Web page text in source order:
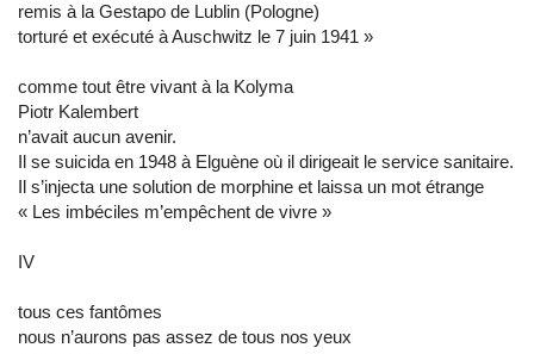
remis à la Gestapo de Lublin (Pologne)
torturé et exécuté à Auschwitz le 7 juin 1941 »
comme tout être vivant à la Kolyma
Piotr Kalembert
n’avait aucun avenir.
Il se suicida en 1948 à Elguène où il dirigeait le service sanitaire.
Il s’injecta une solution de morphine et laissa un mot étrange
« Les imbéciles m’empêchent de vivre »
IV
tous ces fantômes
nous n’aurons pas assez de tous nos yeux